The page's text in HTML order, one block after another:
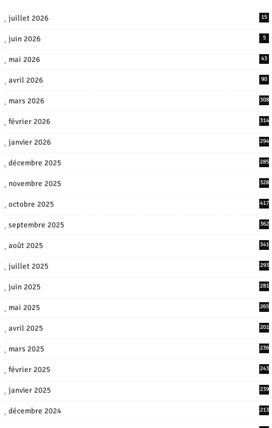
juillet 2026 15
juin 2026 5
mai 2026 43
avril 2026 90
mars 2026 308
février 2026 314
janvier 2026 294
décembre 2025 285
novembre 2025 328
octobre 2025 417
septembre 2025 362
août 2025 341
juillet 2025 293
juin 2025 281
mai 2025 265
avril 2025 201
mars 2025 236
février 2025 243
janvier 2025 239
décembre 2024 213